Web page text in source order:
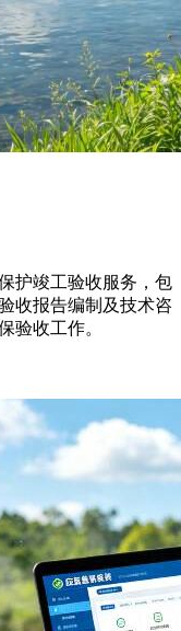
护竣工验收服务，包
收报告编制及技术咨
验收工作。